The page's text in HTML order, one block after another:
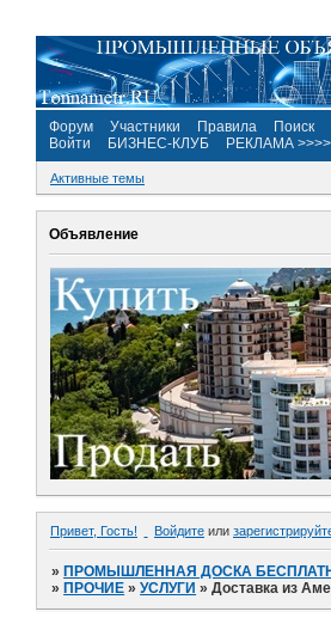
Форум Участники Правила Поиск
Войти
БИЗНЕС-КЛУБ РЕКЛАМА >>>>
Активные темы
Объявление
Привет, Гость! Войдите или
»ПРОМЫШЛЕННАЯ ДОСКА
»ПРОЧИЕ »УСЛУГИ »Доставка из